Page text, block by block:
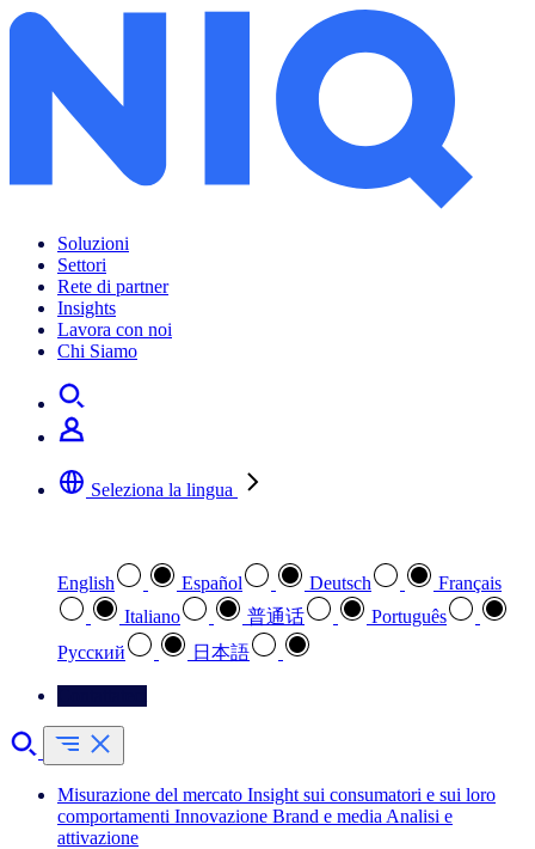
Soluzioni
Settori
Rete di partner
Insights
Lavora con noi
Chi Siamo
Seleziona la lingua
English Español Deutsch
Français
Italiano
普通话
Português
Pусский
日本語
Misurazione del mercato Insight sui consumatori e sui loro
comportamenti Innovazione Brand e media Analisi e
attivazione